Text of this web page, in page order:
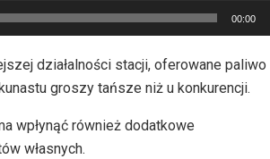
00:00
działalności stacji, oferowane paliwo
groszy tańsze niż u konkurencji.
wpłynąć również dodatkowe
własnych.